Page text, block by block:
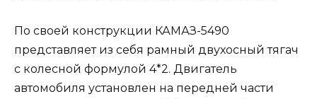
По своей конструкции КАМАЗ-5490
представляет из себя рамный двухосный тягач
с колесной формулой 4*2. Двигатель
автомобиля установлен на передней части